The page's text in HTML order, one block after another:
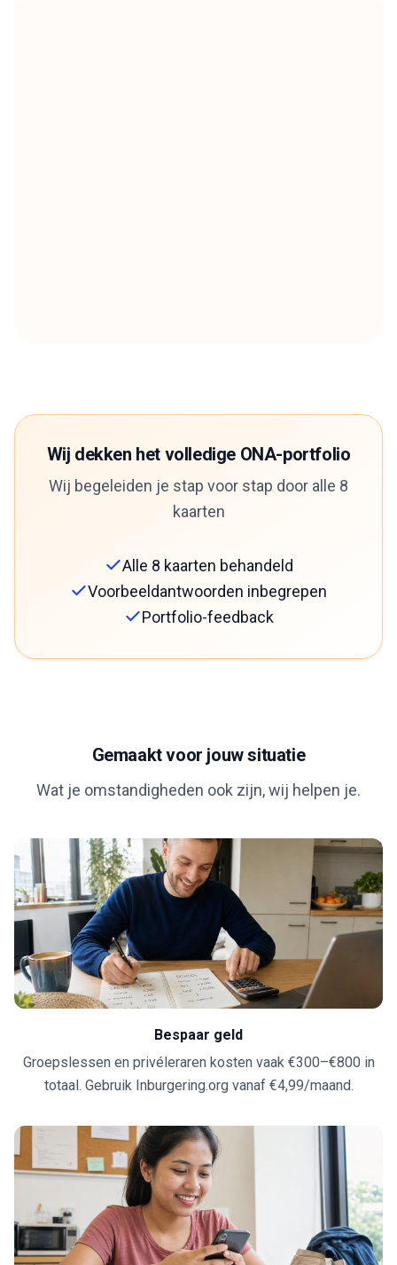
Wij dekken het volledige ONA-portfolio
Wij begeleiden je stap voor stap door alle 8
kaarten
Alle 8 kaarten behandeld
Voorbeeldantwoorden inbegrepen
Portfolio-feedback
Gemaakt voor jouw situatie
Wat je omstandigheden ook zijn, wij helpen je.
Bespaar geld
Groepslessen en privéleraren kosten vaak €300–€800 in
totaal. Gebruik Inburgering.org vanaf €4,99/maand.